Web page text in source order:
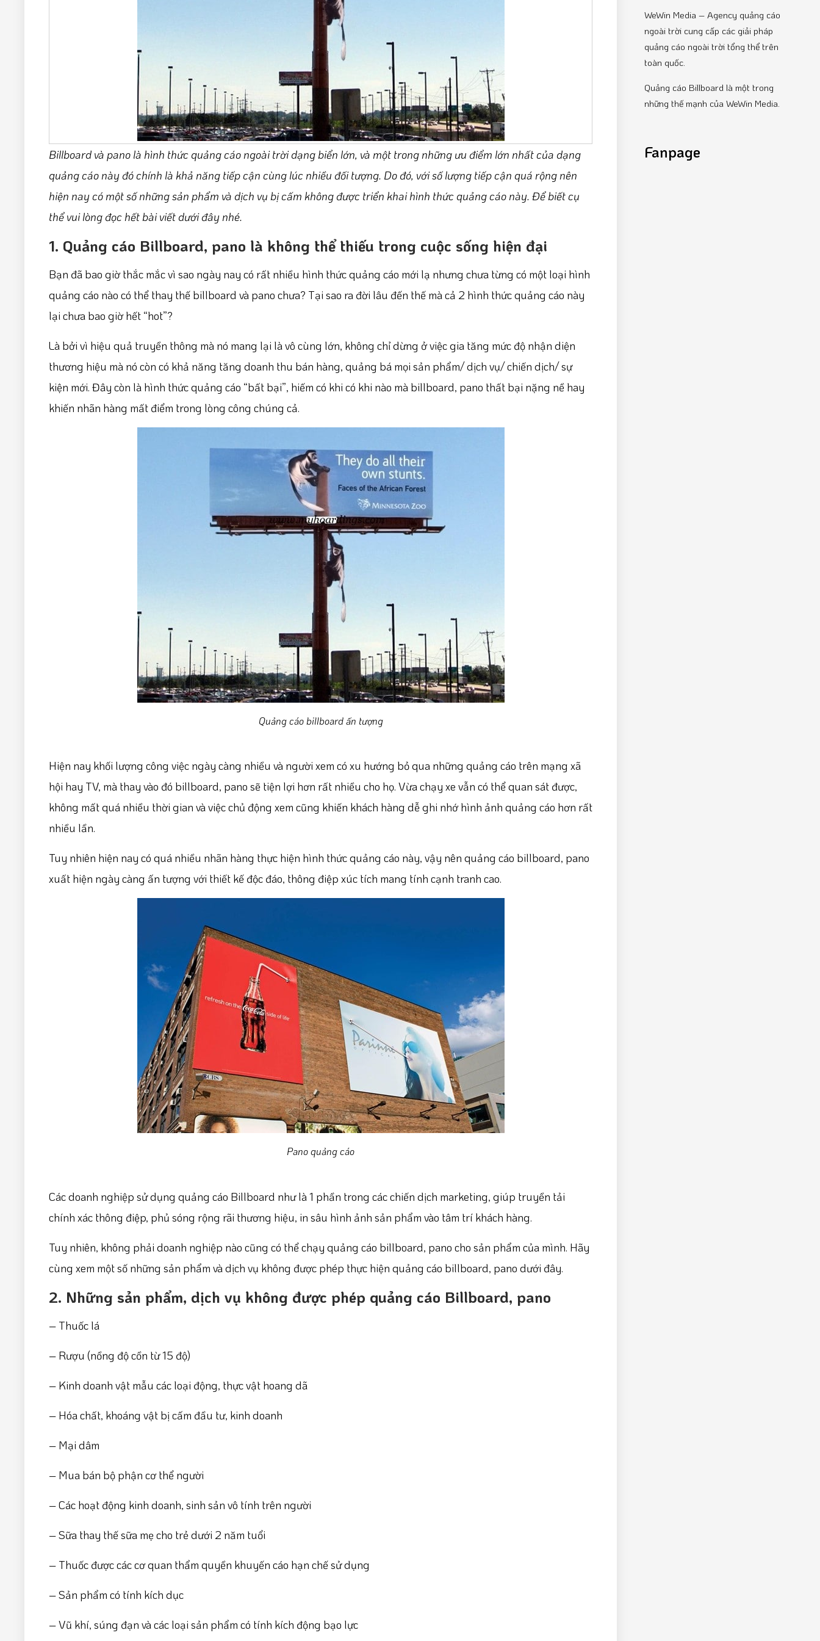
Billboard và pano là hình thức quảng cáo ngoài trời dạng biển lớn, và một trong những ưu điểm lớn nhất của dạng
quảng cáo này đó chính là khả năng tiếp cận cùng lúc nhiều đối tượng. Do đó, với số lượng tiếp cận quá rộng nên
hiện nay có một số những sản phẩm và dịch vụ bị cấm không được triển khai hình thức quảng cáo này. Để biết cụ
thể vui lòng đọc hết bài viết dưới đây nhé.
1. Quảng cáo Billboard, pano là không thể thiếu trong cuộc sống hiện đại
Bạn đã bao giờ thắc mắc vì sao ngày nay có rất nhiều hình thức quảng cáo mới lạ nhưng chưa từng có một loại hình
quảng cáo nào có thể thay thế billboard và pano chưa? Tại sao ra đời lâu đến thế mà cả 2 hình thức quảng cáo này
lại chưa bao giờ hết “hot”?
Là bởi vì hiệu quả truyền thông mà nó mang lại là vô cùng lớn, không chỉ dừng ở việc gia tăng mức độ nhận diện
thương hiệu mà nó còn có khả năng tăng doanh thu bán hàng, quảng bá mọi sản phẩm/ dịch vụ/ chiến dịch/ sự
kiện mới. Đây còn là hình thức quảng cáo “bất bại”, hiếm có khi có khi nào mà billboard, pano thất bại nặng nề hay
khiến nhãn hàng mất điểm trong lòng công chúng cả.
Quảng cáo billboard ấn tượng
Hiện nay khối lượng công việc ngày càng nhiều và người xem có xu hướng bỏ qua những quảng cáo trên mạng xã
hội hay TV, mà thay vào đó billboard, pano sẽ tiện lợi hơn rất nhiều cho họ. Vừa chạy xe vẫn có thể quan sát được,
không mất quá nhiều thời gian và việc chủ động xem cũng khiến khách hàng dễ ghi nhớ hình ảnh quảng cáo hơn rất
nhiều lần.
Tuy nhiên hiện nay có quá nhiều nhãn hàng thực hiện hình thức quảng cáo này, vậy nên quảng cáo billboard, pano
xuất hiện ngày càng ấn tượng với thiết kế độc đáo, thông điệp xúc tích mang tính cạnh tranh cao.
Pano quảng cáo
Các doanh nghiệp sử dụng quảng cáo Billboard như là 1 phần trong các chiến dịch marketing, giúp truyền tải
chính xác thông điệp, phủ sóng rộng rãi thương hiệu, in sâu hình ảnh sản phẩm vào tâm trí khách hàng.
Tuy nhiên, không phải doanh nghiệp nào cũng có thể chạy quảng cáo billboard, pano cho sản phẩm của mình. Hãy
cùng xem một số những sản phẩm và dịch vụ không được phép thực hiện quảng cáo billboard, pano dưới đây.
2. Những sản phẩm, dịch vụ không được phép quảng cáo Billboard, pano
– Thuốc lá
– Rượu (nồng độ cồn từ 15 độ)
– Kinh doanh vật mẫu các loại động, thực vật hoang dã
– Hóa chất, khoáng vật bị cấm đầu tư, kinh doanh
– Mại dâm
– Mua bán bộ phận cơ thể người
– Các hoạt động kinh doanh, sinh sản vô tính trên người
– Sữa thay thế sữa mẹ cho trẻ dưới 2 năm tuổi
– Thuốc được các cơ quan thẩm quyền khuyến cáo hạn chế sử dụng
– Sản phẩm có tính kích dục
– Vũ khí, súng đạn và các loại sản phẩm có tính kích động bạo lực
WeWin Media – Agency quảng cáo
ngoài trời cung cấp các giải pháp
quảng cáo ngoài trời tổng thể trên
toàn quốc.
Quảng cáo Billboard là một trong
những thế mạnh của WeWin Media.
Fanpage